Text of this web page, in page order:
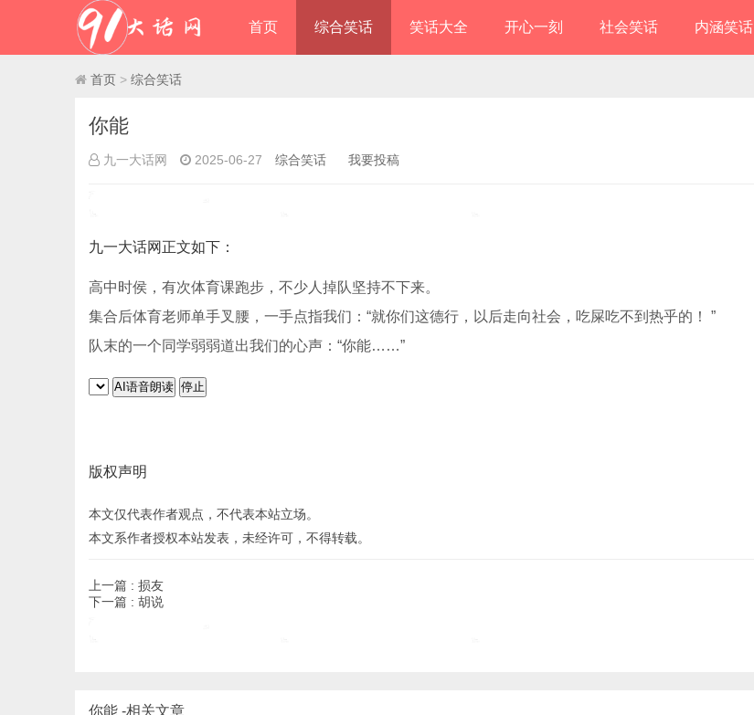
首页 综合笑话 笑话大全 开心一刻 社会笑话 内涵笑话
首页 > 综合笑话
你能
九一大话网 2025-06-27 综合笑话 我要投稿
九一大话网 正文如下 ：
高中时侯，有次体育课跑步，不少人掉队坚持不下来。
集合后体育老师单手叉腰，一手点指我们：“就你们这德行，以后走向社会，吃屎吃不到热乎的！ ”
队末的一个同学弱弱道出我们的心声：“你能……”
AI语音朗读 停止
版权声明
本文仅代表作者观点，不代表本站立场。
本文系作者授权本站发表，未经许可，不得转载。
上一篇 : 损友
下一篇 : 胡说
你能 -相关文章